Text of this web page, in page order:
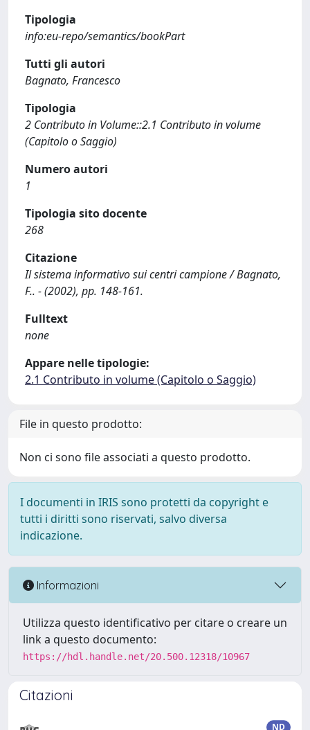
Tipologia
info:eu-repo/semantics/bookPart
Tutti gli autori
Bagnato, Francesco
Tipologia
2 Contributo in Volume::2.1 Contributo in volume
(Capitolo o Saggio)
Numero autori
1
Tipologia sito docente
268
Citazione
Il sistema informativo sui centri campione / Bagnato,
F.. - (2002), pp. 148-161.
Fulltext
none
Appare nelle tipologie:
2.1 Contributo in volume (Capitolo o Saggio)
File in questo prodotto:
Non ci sono file associati a questo prodotto.
I documenti in IRIS sono protetti da copyright e
tutti i diritti sono riservati, salvo diversa
indicazione.
Informazioni
Utilizza questo identificativo per citare o creare un
link a questo documento:
https://hdl.handle.net/20.500.12318/10967
Citazioni
ND